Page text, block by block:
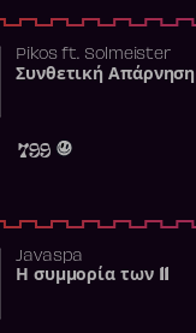
Pikosft. Solmeister
Συνθετική Απάρνηση
799
Javaspa
Η συμμορία των 11